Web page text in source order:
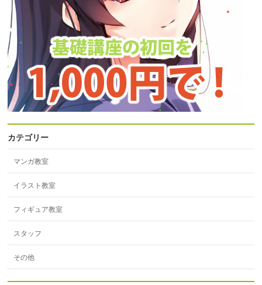
カテゴリー
マンガ教室
イラスト教室
フィギュア教室
スタッフ
その他